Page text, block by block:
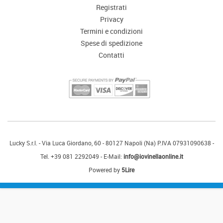
CHI SIAMO
SPESE DI SPEDIZIONE
CONTATTI
Registrati
Privacy
Termini e condizioni
Spese di spedizione
Contatti
Lucky S.r.l. - Via Luca Giordano, 60 - 80127 Napoli (Na) P.IVA 07931090638 -
Tel. +39 081 2292049 - E-Mail: info@iovinellaonline.it
Powered by 5Lire